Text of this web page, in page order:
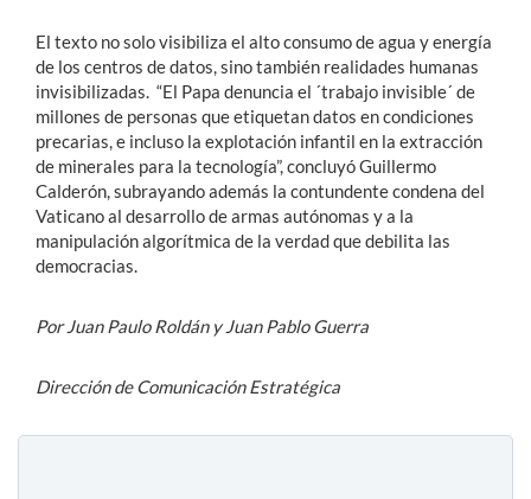
El texto no solo visibiliza el alto consumo de agua y energía
de los centros de datos, sino también realidades humanas
invisibilizadas. “El Papa denuncia el ´trabajo invisible´ de
millones de personas que etiquetan datos en condiciones
precarias, e incluso la explotación infantil en la extracción
de minerales para la tecnología”, concluyó Guillermo
Calderón, subrayando además la contundente condena del
Vaticano al desarrollo de armas autónomas y a la
manipulación algorítmica de la verdad que debilita las
democracias.
Por Juan Paulo Roldán y Juan Pablo Guerra
Dirección de Comunicación Estratégica